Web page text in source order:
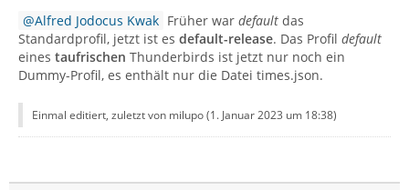
Alfred Jodocus Kwak Früher war default das
Standardprofil, jetzt ist es default-release. Das Profil default
eines taufrischen Thunderbirds ist jetzt nur noch ein
Dummy-Profil, es enthält nur die Datei times.json.
Einmal editiert, zuletzt von milupo (1. Januar 2023 um 18:38)